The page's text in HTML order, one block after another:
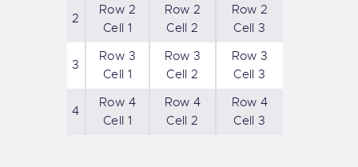
2
Row 2
Cell 1
Row 2
Cell 2
Row 2
Cell 3
3
Row 3
Cell 1
Row 3
Cell 2
Row 3
Cell 3
4
Row 4
Cell 1
Row 4
Cell 2
Row 4
Cell 3